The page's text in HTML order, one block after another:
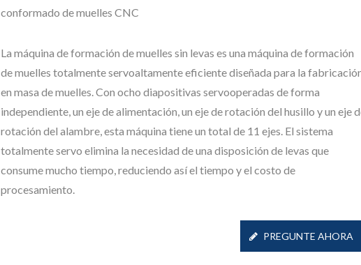
conformado de muelles CNC
La máquina de formación de muelles sin levas es una máquina de formación
de muelles totalmente servoaltamente eficiente diseñada para la
en masa de muelles. Con ocho diapositivas servooperadas de forma
independiente, un eje de alimentación, un eje de rotación del husillo y un eje
rotación del alambre, esta máquina tiene un total de 11 ejes. El sistema
totalmente servo elimina la necesidad de una disposición de levas que
consume mucho tiempo, reduciendo así el tiempo y el costo de
procesamiento.
PREGUNTE AHORA